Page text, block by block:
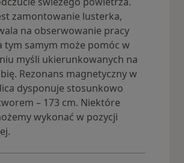
zamontowanie lusterka,
na obserwowanie pracy
tym samym może pomóc w
myśli ukierunkowanych na
Rezonans magnetyczny w
dysponuje stosunkowo
– 173 cm. Niektóre
wykonać w pozycji